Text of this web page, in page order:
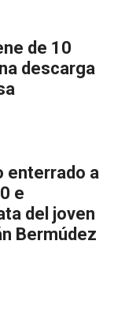
de 10
descarga
enterrado a
e
del joven
Bermúdez